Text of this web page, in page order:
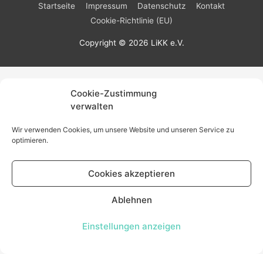
Cookie-Zustimmung
verwalten
Wir verwenden Cookies, um unsere Website und unseren Service zu
optimieren.
Cookies akzeptieren
Ablehnen
Einstellungen anzeigen
Startseite Impressum Datenschutz
Kontakt
Cookie-Richtlinie (EU)
Copyright © 2026 LiKK e.V.